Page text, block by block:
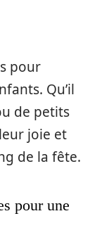
pour
Qu’il
de petits
joie et
de la fête.
pour une